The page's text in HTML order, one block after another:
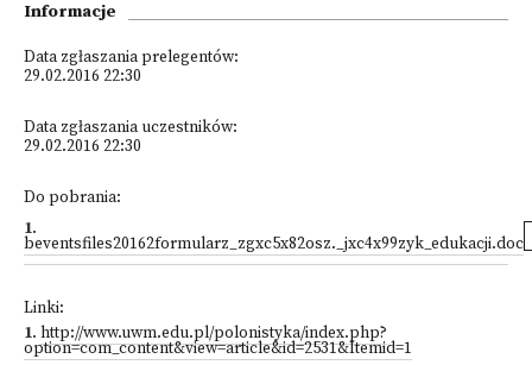
Informacje
Data zgłaszania prelegentów:
29.02.2016 22:30
Data zgłaszania uczestników:
29.02.2016 22:30
Do pobrania:
1.
beventsfiles20162formularz_zgxc5x82osz._jxc4x99zyk_edukacji.doc
Linki:
1. http://www.uwm.edu.pl/polonistyka/index.php?
option=com_content&view=article&id=2531&Itemid=1